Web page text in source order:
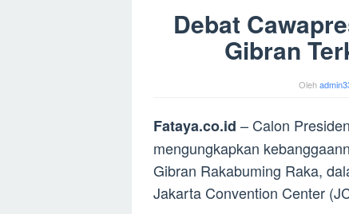
Debat
Gibran
Oleh
Fataya.co.id – Calon
mengungkapkan
Gibran Rakabuming Raka,
Jakarta Convention Center